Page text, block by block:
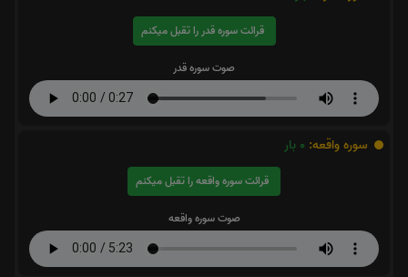
قرائت سوره قدر را تقبل میکنم
صوت سوره قدر
سوره واقعه: 0 بار
قرائت سوره واقعه را تقبل میکنم
صوت سوره واقعه